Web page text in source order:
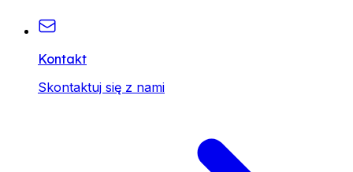
Kontakt
Skontaktuj się z nami